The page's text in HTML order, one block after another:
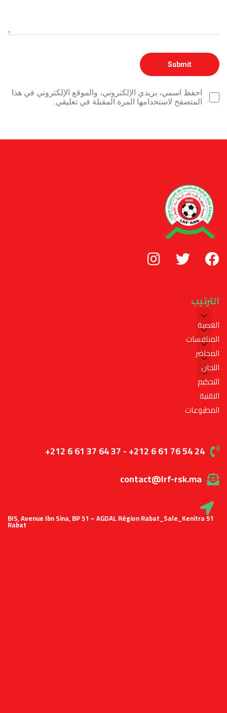
احفظ اسمي، بريدي الإلكتروني، والموقع الإلكتروني في هذا
المتصفح لاستخدامها المرة المقبلة في تعليقي.
الترتيب
العصبة
المنافسات
المحاضر
اللجان
التحكيم
التقنية
المطبوعات
+212 6 61 37 64 37 - +212 6 61 76 54 24
contact@lrf-rsk.ma
51 BIS, Avenue Ibn Sina, BP 51 – AGDAL Région Rabat_Sale_Kenitra
Rabat